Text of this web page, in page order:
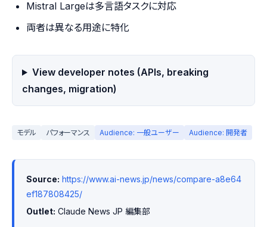
Mistral Largeは多言語タスクに対応
両者は異なる用途に特化
View developer notes (APIs, breaking
changes, migration)
モデル パフォーマンス Audience: 一般ユーザー Audience: 開発者
Source: https://www.ai-news.jp/news/compare-a8e64
ef187808425/
Outlet: Claude News JP 編集部